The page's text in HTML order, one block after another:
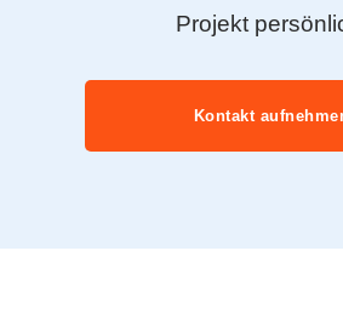
Projekt
Kontakt